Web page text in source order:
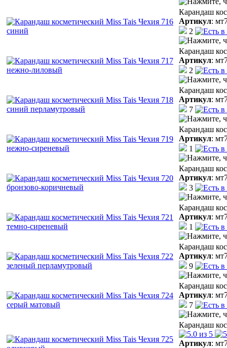
Карандаш
Артикул:
2
Карандаш
Артикул:
2
Карандаш
Артикул:
7
Карандаш
Артикул:
1
Карандаш
Артикул:
3
Карандаш
Артикул:
1
Карандаш
Артикул:
9
Карандаш
Артикул:
7
Карандаш
Артикул: